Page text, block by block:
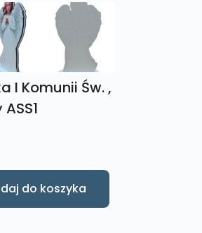
I Komunii Św. ,
do koszyka